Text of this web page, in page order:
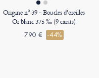
Origine nº 39 - Boucles d'oreilles
Or blanc 375 ‰ (9 carats)
790 € -44%